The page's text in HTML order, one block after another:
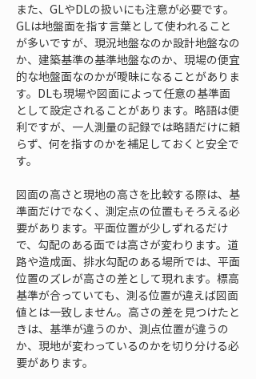
また、GLやDLの扱いにも注意が必要です。
GLは地盤面を指す言葉として使われること
が多いですが、現況地盤なのか設計地盤なの
か、建築基準の基準地盤なのか、現場の便宜
的な地盤面なのかが曖昧になることがありま
す。DLも現場や図面によって任意の基準面
として設定されることがあります。略語は便
利ですが、一人測量の記録では略語だけに頼
らず、何を指すのかを補足しておくと安全で
す。
図面の高さと現地の高さを比較する際は、基
準面だけでなく、測定点の位置もそろえる必
要があります。平面位置が少しずれるだけ
で、勾配のある面では高さが変わります。道
路や造成面、排水勾配のある場所では、平面
位置のズレが高さの差として現れます。標高
基準が合っていても、測る位置が違えば図面
値とは一致しません。高さの差を見つけたと
きは、基準が違うのか、測点位置が違うの
か、現地が変わっているのかを切り分ける必
要があります。